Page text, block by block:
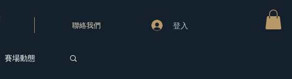
聯絡我們 登入
賽場動態